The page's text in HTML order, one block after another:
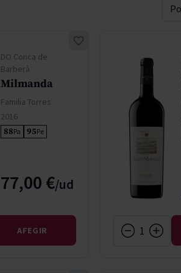
DO Conca de
Barberà
Milmanda
Familia Torres
2016
88Pa 95Pe
77,00 €
AFEGIR